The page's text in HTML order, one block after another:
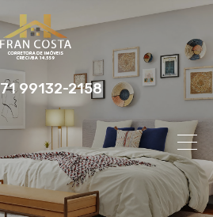
71 99132-2158